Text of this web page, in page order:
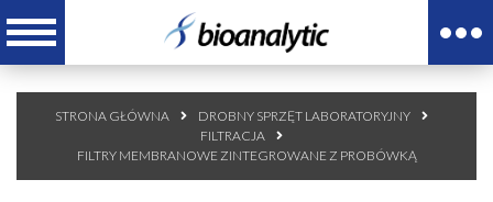
STRONA GŁÓWNA
DROBNY SPRZĘT LABORATORYJNY
FILTRACJA
FILTRY MEMBRANOWE ZINTEGROWANE Z PROBÓWKĄ